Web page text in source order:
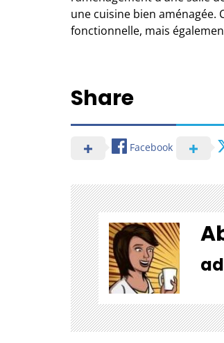
une cuisine bien aménagée.
fonctionnelle, mais
Share
Facebook